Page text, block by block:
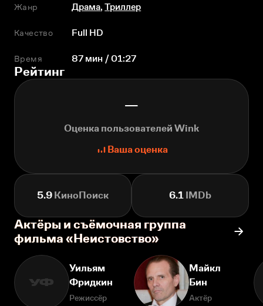
Жанр Драма,Триллер
Качество Full HD
Время 87 мин / 01:27
Рейтинг
—
Оценка пользователей Wink
Ваша оценка
5.9 КиноПоиск 6.1 IMDb
Актёры и съёмочная группа
фильма «Неистовство»
УФ
Уильям
Фридкин
Режиссёр
Майкл
Бин
Актёр